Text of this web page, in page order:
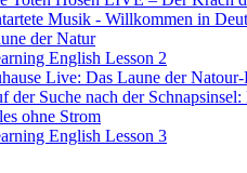
Musik - Willkommen in
der Natur
English Lesson 2
Live: Das Laune der
der Suche nach der
ohne Strom
English Lesson 3